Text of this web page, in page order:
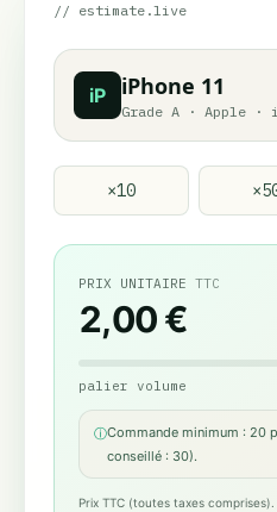
// estimate.live
iP iPhone 11
Grade A · Apple ·
×10 ×
PRIX UNITAIRE TTC
2,00 €
palier volume
ⓘCommande minimum : 20
conseillé : 30).
Prix TTC (toutes taxes